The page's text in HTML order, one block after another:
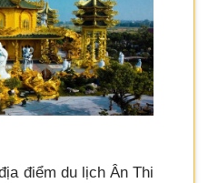
điểm du lịch Ân Thi